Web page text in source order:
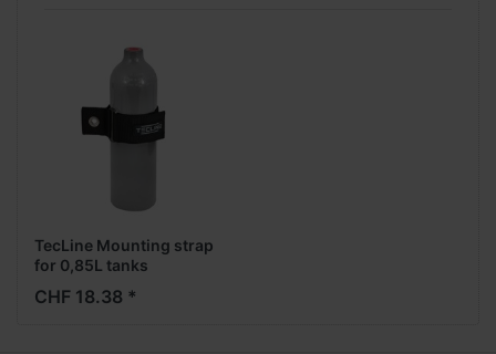
TecLine Mounting strap
for 0,85L tanks
CHF 18.38 *